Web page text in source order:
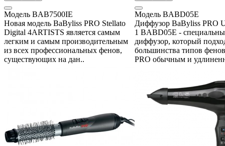
Модель BAB7500IE
Новая модель BaByliss PRO Stellato
Digital 4ARTISTS является самым
легким и самым производительным
из всех профессиональных фенов,
существующих на дан..
Модель BABD05E
Диффузор BaByliss PRO
1 BABD05E -
диффузор, который
большинства типов
PRO обычным и